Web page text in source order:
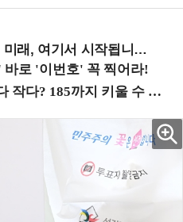
서 시작됩니다! (9/2 강남역)